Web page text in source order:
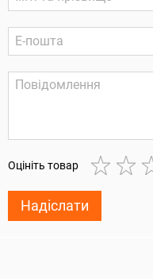
Оцініть товар
Надіслати